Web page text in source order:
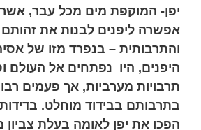
יפן- המוקפת מים מכל עבר, אשר
אפשרה ליפנים לבנות את
והתרבותית – בנפרד מזו של
היפנים, היו נפתחים אל העולם
תרבויות מערביות, אך פעמים
בתרבותם בבידוד מוחלט.
הפכו את יפן לאומה בעלת